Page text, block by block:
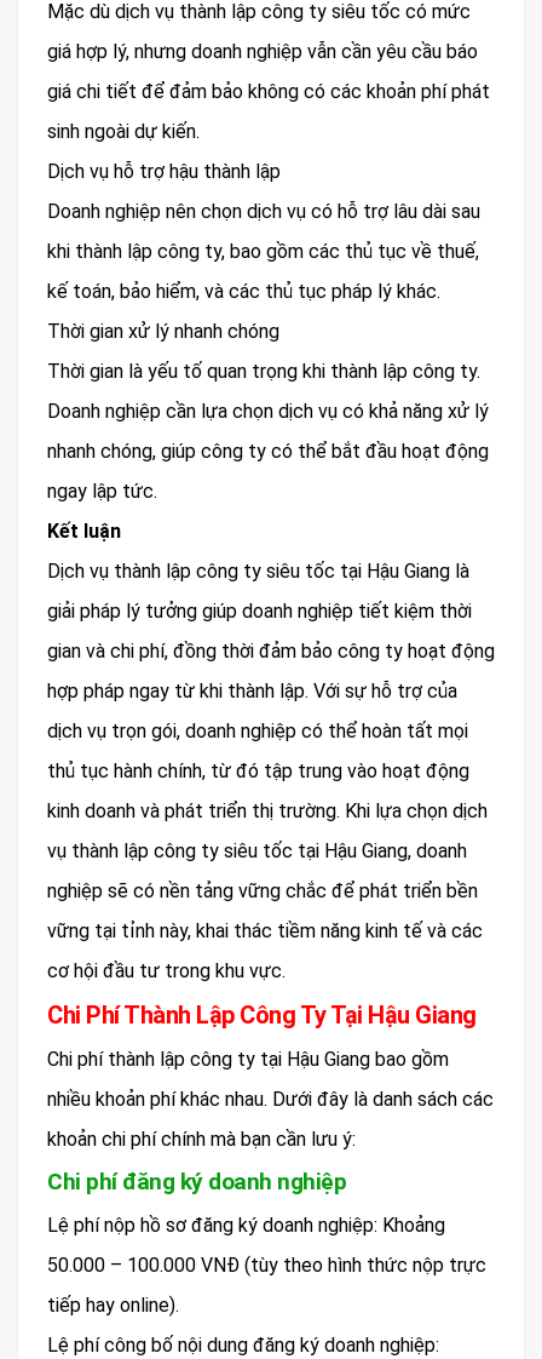
Mặc dù dịch vụ thành lập công ty siêu tốc có mức
giá hợp lý, nhưng doanh nghiệp vẫn cần yêu cầu báo
giá chi tiết để đảm bảo không có các khoản phí phát
sinh ngoài dự kiến.
Dịch vụ hỗ trợ hậu thành lập
Doanh nghiệp nên chọn dịch vụ có hỗ trợ lâu dài sau
khi thành lập công ty, bao gồm các thủ tục về thuế,
kế toán, bảo hiểm, và các thủ tục pháp lý khác.
Thời gian xử lý nhanh chóng
Thời gian là yếu tố quan trọng khi thành lập công ty.
Doanh nghiệp cần lựa chọn dịch vụ có khả năng xử lý
nhanh chóng, giúp công ty có thể bắt đầu hoạt động
ngay lập tức.
Kết luận
Dịch vụ thành lập công ty siêu tốc tại Hậu Giang là
giải pháp lý tưởng giúp doanh nghiệp tiết kiệm thời
gian và chi phí, đồng thời đảm bảo công ty hoạt động
hợp pháp ngay từ khi thành lập. Với sự hỗ trợ của
dịch vụ trọn gói, doanh nghiệp có thể hoàn tất mọi
thủ tục hành chính, từ đó tập trung vào hoạt động
kinh doanh và phát triển thị trường. Khi lựa chọn dịch
vụ thành lập công ty siêu tốc tại Hậu Giang, doanh
nghiệp sẽ có nền tảng vững chắc để phát triển bền
vững tại tỉnh này, khai thác tiềm năng kinh tế và các
cơ hội đầu tư trong khu vực.
Chi Phí Thành Lập Công Ty Tại Hậu Giang
Chi phí thành lập công ty tại Hậu Giang bao gồm
nhiều khoản phí khác nhau. Dưới đây là danh sách các
khoản chi phí chính mà bạn cần lưu ý:
Chi phí đăng ký doanh nghiệp
Lệ phí nộp hồ sơ đăng ký doanh nghiệp: Khoảng
50.000 – 100.000 VNĐ (tùy theo hình thức nộp trực
tiếp hay online).
Lệ phí công bố nội dung đăng ký doanh nghiệp: